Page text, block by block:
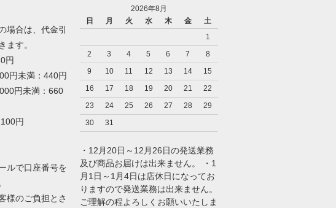
場合は、代金引
ます。
円
円未満：440円
円未満：660
円
ルで口座番号を
様のご負担とさ
2026年8月
日
月 火 水 木 金
土
1
2
3 4 5 6 7
8
9
10 11 12 13 14
15
16
17 18 19 20 21
22
23
24 25 26 27 28
29
30
31
・12月20日～12月26日の発送業務
及び商品お届けは出来ません。 ・1
月1日～1月4日は店休日になってお
りますので発送業務は出来ません。
ご理解の程よろしくお願いいたしま